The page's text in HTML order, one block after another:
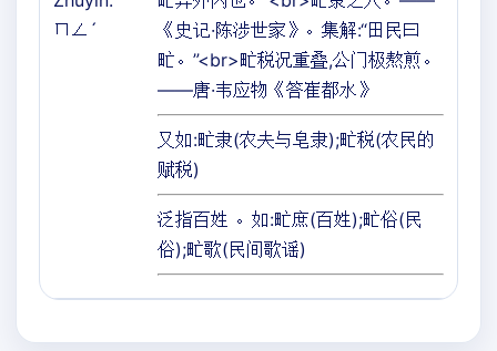
ㄇㄥˊ
《史记·陈涉世家》。集解:“田民曰
甿。”<br>甿税况重叠,公门极熬煎。
——唐·韦应物《答崔都水》
又如:甿隶(农夫与皂隶);甿税(农民的
赋税)
泛指百姓 。如:甿庶(百姓);甿俗(民
俗);甿歌(民间歌谣)